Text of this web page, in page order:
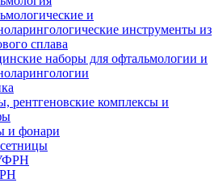
и
инструменты из
сплава
наборы для офтальмологии и
рентгеновские комплексы и
и фонари